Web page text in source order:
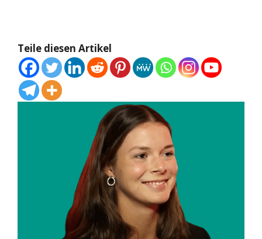
Teile diesen Artikel